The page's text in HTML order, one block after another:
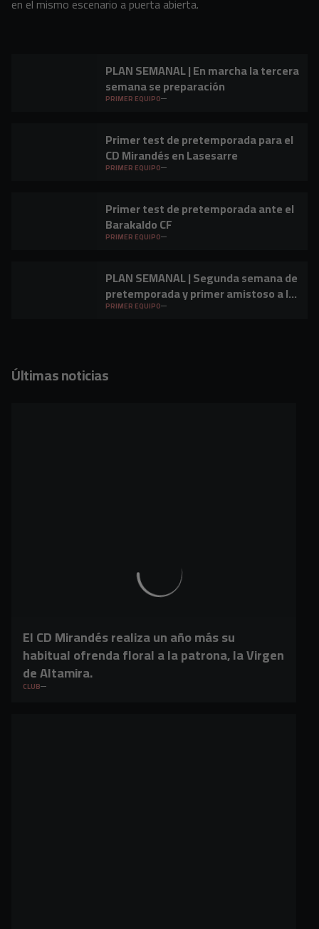
en el mismo escenario a puerta abierta.
PLAN SEMANAL | En marcha la tercera
semana se preparación
PRIMER EQUIPO
Primer test de pretemporada para el
CD Mirandés en Lasesarre
PRIMER EQUIPO
Primer test de pretemporada ante el
Barakaldo CF
PRIMER EQUIPO
PLAN SEMANAL | Segunda semana de
pretemporada y primer amistoso a la
vista
PRIMER EQUIPO
Últimas noticias
El CD Mirandés realiza un año más su
habitual ofrenda floral a la patrona, la Virgen
de Altamira.
CLUB